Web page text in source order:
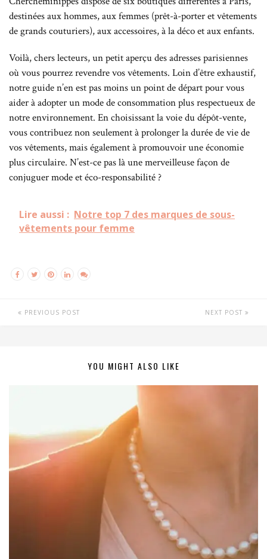
destinées aux hommes, aux femmes (prêt-à-porter et vêtements
de grands couturiers), aux accessoires, à la déco et aux enfants.
Voilà, chers lecteurs, un petit aperçu des adresses parisiennes
où vous pourrez revendre vos vêtements. Loin d’être exhaustif,
notre guide n’en est pas moins un point de départ pour vous
aider à adopter un mode de consommation plus respectueux de
notre environnement. En choisissant la voie du dépôt-vente,
vous contribuez non seulement à prolonger la durée de vie de
vos vêtements, mais également à promouvoir une économie
plus circulaire. N’est-ce pas là une merveilleuse façon de
conjuguer mode et éco-responsabilité ?
Lire aussi : Notre top 7 des marques de sous-
vêtements pour femme
PREVIOUS POST NEXT POST
YOU MIGHT ALSO LIKE